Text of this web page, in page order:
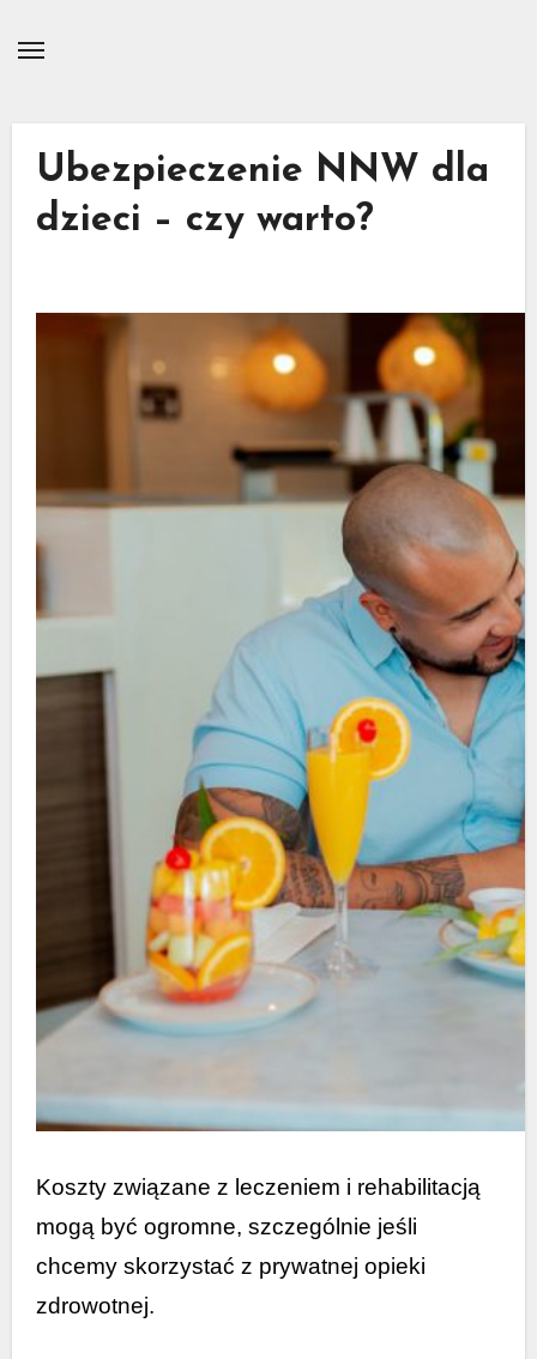
Ubezpieczenie NNW dla
dzieci – czy warto?
Koszty związane z leczeniem i rehabilitacją
mogą być ogromne, szczególnie jeśli
chcemy skorzystać z prywatnej opieki
zdrowotnej.